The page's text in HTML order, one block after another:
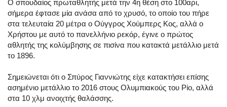
O σπουδαίος πρωταθλητής μετά την 4η θέση στο 100αρι,
σήμερα έφτασε μία ανάσα από το χρυσό, το οποίο του πήρε
στα τελευταία 20 μέτρα ο Ούγγρος Χούμπερς Κος, αλλά ο
Χρήστου με αυτό το πανελλήνιο ρεκόρ, έγινε ο πρώτος
αθλητής της κολύμβησης σε πισίνα που κατακτά μετάλλιο μετά
το 1896.
Σημειώνεται ότι ο Σπύρος Γιαννιώτης είχε κατακτήσει επίσης
ασημένιο μετάλλιο το 2016 στους Ολυμπιακούς του Ρίο, αλλά
στα 10 χλμ ανοιχτής θαλάσσης.